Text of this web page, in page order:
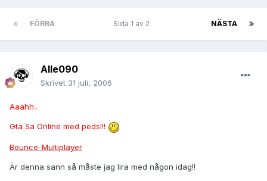
FÖRRA NÄSTA
Sida 1 av 2
Alle090
Skrivet 31 juli, 2006
Aaahh..
Gta Sa Online med peds!!!
Bounce-Multiplayer
Är denna sann så måste jag lira med någon idag!!